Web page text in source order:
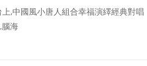
,中國風小唐人組合幸福演繹經典對唱
海